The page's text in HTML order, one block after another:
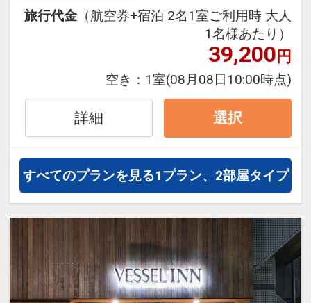
旅行期間中の1泊だけの宿泊や延
泊・飛び泊なども自由自在です。
フライトは、安心のJAL（または
JALグループ）確約！フライトマイ
ル50%貯まります。
オプションでレンタカーや現地交
通・体験プランなどの追加（同時予
約）が可能なプランもございます。
旅行代金 （航空券+宿泊 2名1室ご利用時 大人
1名様あたり）
39,200円
空き： 1室(08月08日10:00時点)
詳細 選択
すべてのプランを見る1プラン、2部屋タイプ